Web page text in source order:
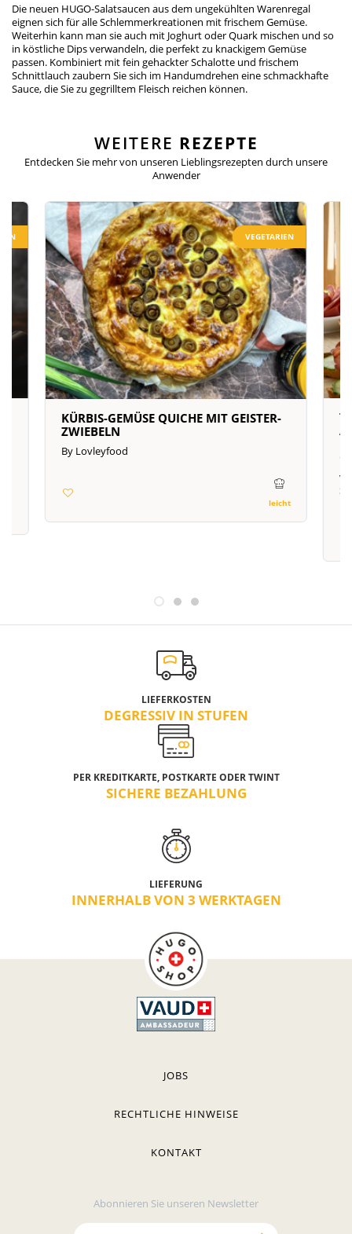
Die neuen HUGO-Salatsaucen aus dem ungekühlten Warenregal
eignen sich für alle Schlemmerkreationen mit frischem Gemüse.
Weiterhin kann man sie auch mit Joghurt oder Quark mischen und so
in köstliche Dips verwandeln, die perfekt zu knackigem Gemüse
passen. Kombiniert mit fein gehackter Schalotte und frischem
Schnittlauch zaubern Sie sich im Handumdrehen eine schmackhafte
Sauce, die Sie zu gegrilltem Fleisch reichen können.
WEITERE REZEPTE
Entdecken Sie mehr von unseren Lieblingsrezepten durch unsere
Anwender
VEGETARIEN
KÜRBIS-GEMÜSE QUICHE MIT GEISTER-
ZWIEBELN
By Lovleyfood
leicht
LIEFERKOSTEN
DEGRESSIV IN STUFEN
PER KREDITKARTE, POSTKARTE ODER TWINT
SICHERE BEZAHLUNG
LIEFERUNG
INNERHALB VON 3 WERKTAGEN
JOBS
RECHTLICHE HINWEISE
KONTAKT
Abonnieren Sie unseren Newsletter